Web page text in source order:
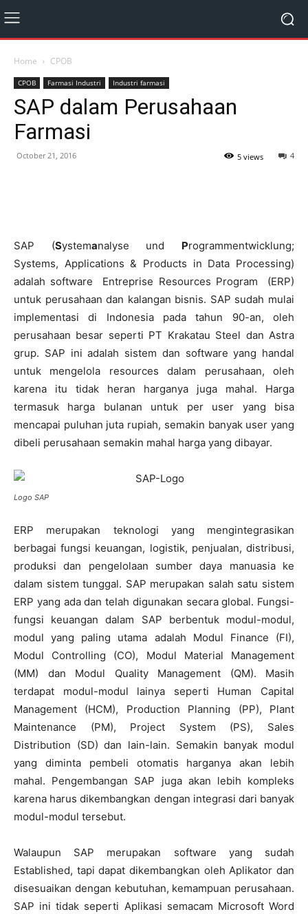
Home CPOB
CPOB Farmasi Industri Industri farmasi
SAP dalam Perusahaan
Farmasi
October 21, 2016 4
5 views
SAP (Systemanalyse und Programmentwicklung;
Systems, Applications & Products in Data Processing)
adalah software Entreprise Resources Program (ERP)
untuk perusahaan dan kalangan bisnis. SAP sudah mulai
implementasi di Indonesia pada tahun 90-an, oleh
perusahaan besar seperti PT Krakatau Steel dan Astra
grup. SAP ini adalah sistem dan software yang handal
untuk mengelola resources dalam perusahaan, oleh
karena itu tidak heran harganya juga mahal. Harga
termasuk harga bulanan untuk per user yang bisa
mencapai puluhan juta rupiah, semakin banyak user yang
dibeli perusahaan semakin mahal harga yang dibayar.
Logo SAP
ERP merupakan teknologi yang mengintegrasikan
berbagai fungsi keuangan, logistik, penjualan, distribusi,
produksi dan pengelolaan sumber daya manuasia ke
dalam sistem tunggal. SAP merupakan salah satu sistem
ERP yang ada dan telah digunakan secara global. Fungsi-
fungsi keuangan dalam SAP berbentuk modul-modul,
modul yang paling utama adalah Modul Finance (FI),
Modul Controlling (CO), Modul Material Management
(MM) dan Modul Quality Management (QM). Masih
terdapat modul-modul lainya seperti Human Capital
Management (HCM), Production Planning (PP), Plant
Maintenance (PM), Project System (PS), Sales
Distribution (SD) dan lain-lain. Semakin banyak modul
yang diminta pembeli otomatis harganya akan lebih
mahal. Pengembangan SAP juga akan lebih kompleks
karena harus dikembangkan dengan integrasi dari banyak
modul-modul tersebut.
Walaupun SAP merupakan software yang sudah
Established, tapi dapat dikembangkan oleh Aplikator dan
disesuaikan dengan kebutuhan, kemampuan perusahaan.
SAP ini tidak seperti Aplikasi semacam Microsoft Word